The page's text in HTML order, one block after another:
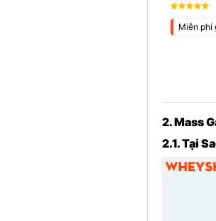
Miễn phí
2. Mass
2.1. Tại